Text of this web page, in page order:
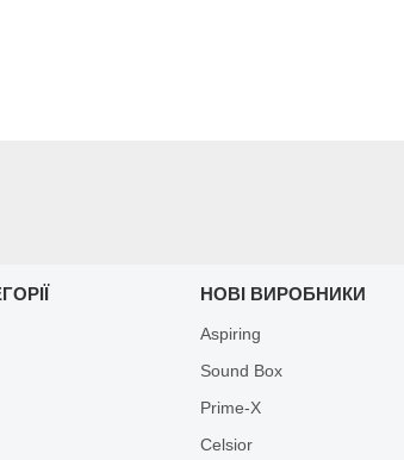
НОВІ ВИРОБНИКИ
Aspiring
Sound Box
Prime-X
Celsior